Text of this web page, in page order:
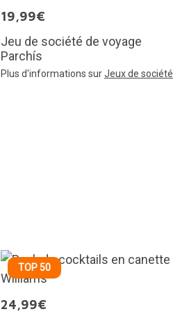
19,99€
Jeu de société de voyage
Parchís
Plus d'informations surJeux de société
TOP 50
24,99€